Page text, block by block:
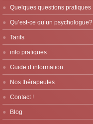
Quelques questions pratiques
Qu’est-ce qu’un psychologue?
Tarifs
info pratiques
Guide d’information
Nos thérapeutes
Contact !
Blog